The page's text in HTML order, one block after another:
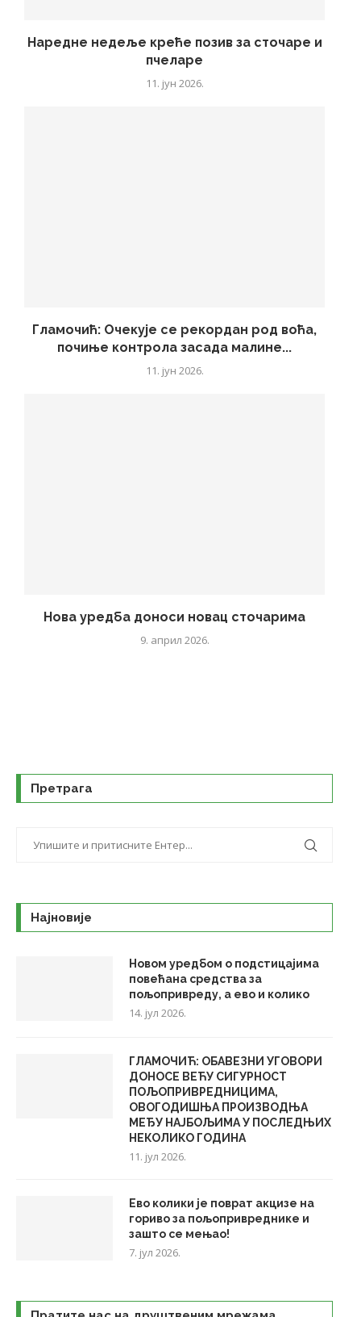
Наредне недеље креће позив за сточаре и
пчеларе
11. јун 2026.
Гламочић: Очекује се рекордан род воћа,
почиње контрола засада малине...
11. јун 2026.
Нова уредба доноси новац сточарима
9. април 2026.
Претрага
Најновије
Новом уредбом о подстицајима
повећана средства за
пољопривреду, а ево и колико
14. јул 2026.
ГЛАМОЧИЋ: ОБАВЕЗНИ УГОВОРИ
ДОНОСЕ ВЕЋУ СИГУРНОСТ
ПОЉОПРИВРЕДНИЦИМА,
ОВОГОДИШЊА ПРОИЗВОДЊА
МЕЂУ НАЈБОЉИМА У ПОСЛЕДЊИХ
НЕКОЛИКО ГОДИНА
11. јул 2026.
Ево колики је поврат акцизе на
гориво за пољопривреднике и
зашто се мењао!
7. јул 2026.